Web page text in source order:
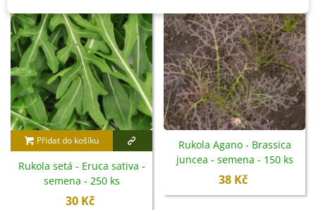
Přidat do košíku
Rukola setá - Eruca sativa -
semena - 250 ks
30 Kč
Rukola Agano - Brassica
juncea - semena - 150 ks
38 Kč